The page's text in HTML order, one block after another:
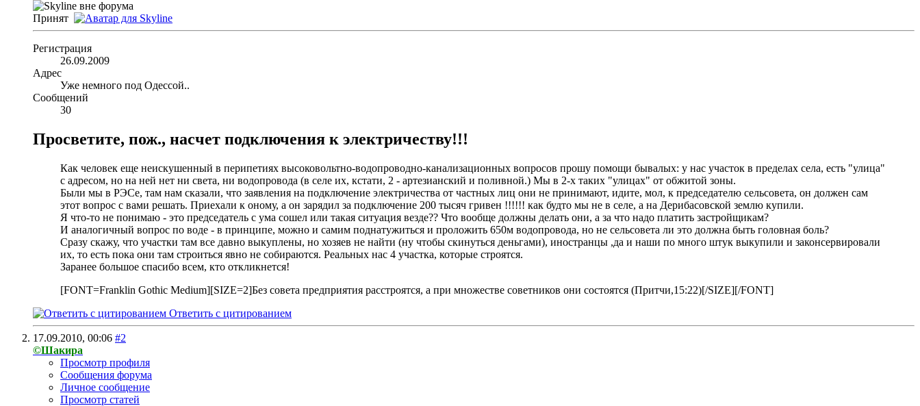
Принят
Регистрация
26.09.2009
Адрес
Уже немного под Одессой..
Сообщений
30
Просветите, пож., насчет подключения к электричеству!!!
Как человек еще неискушенный в перипетиях высоковольтно-водопроводно-канализационных вопросов прошу помощи бывалых: у нас участок в пределах села, есть "улица"
с адресом, но на ней нет ни света, ни водопровода (в селе их, кстати, 2 - артезианский и поливной.) Мы в 2-х таких "улицах" от обжитой зоны.
Были мы в РЭСе, там нам сказали, что заявления на подключение электричества от частных лиц они не принимают, идите, мол, к председателю сельсовета, он должен сам
этот вопрос с вами решать. Приехали к оному, а он зарядил за подключение 200 тысяч гривен !!!!!! как будто мы не в селе, а на Дерибасовской землю купили.
Я что-то не понимаю - это председатель с ума сошел или такая ситуация везде?? Что вообще должны делать они, а за что надо платить застройщикам?
И аналогичный вопрос по воде - в принципе, можно и самим поднатужиться и проложить 650м водопровода, но не сельсовета ли это должна быть головная боль?
Сразу скажу, что участки там все давно выкуплены, но хозяев не найти (ну чтобы скинуться деньгами), иностранцы ,да и наши по много штук выкупили и законсервировали
их, то есть пока они там строиться явно не собираются. Реальных нас 4 участка, которые строятся.
Заранее большое спасибо всем, кто откликнется!
[FONT=Franklin Gothic Medium][SIZE=2]Без совета предприятия расстроятся, а при множестве советников они состоятся (Притчи,15:22)[/SIZE][/FONT]
Ответить с цитированием
17.09.2010, 00:06 #2
©Шакира
Просмотр профиля
Сообщения форума
Личное сообщение
Просмотр статей